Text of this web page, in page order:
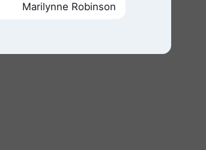
Marilynne Robinson